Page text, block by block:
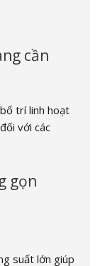
cần
trí linh hoạt
với các
gọn
suất lớn giúp